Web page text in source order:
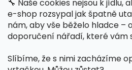
🔧 Naše cookies nejsou k jídlu,
e-shop rozsypal jak špatně
nám, aby vše běželo hladce –
doporučení nářadí, které vám
Slíbíme, že s nimi zacházíme
Provozní doba
Po-Čt / 8:00 - 15:00
Polední přestávka /11:00 - 11:30